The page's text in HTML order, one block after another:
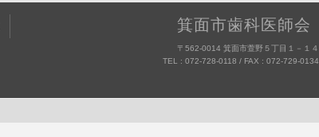
箕面市歯科医師会
〒562-0014 箕面市萱野５丁目１－１４
TEL : 072-728-0118 / FAX : 072-729-0134